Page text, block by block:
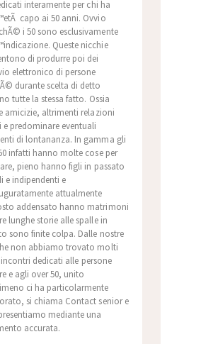
interamente per chi ha
capo ai 50 anni. Ovvio
i 50 sono esclusivamente
Queste nicchie
di produrre poi dei
elettronico di persone
durante scelta di detto
tutte la stessa fatto. Ossia
amicizie, altrimenti relazioni
e predominare eventuali
di lontananza. In gamma gli
infatti hanno molte cose per
pieno hanno figli in passato
e indipendenti e
attualmente
addensato hanno matrimoni
lunghe storie alle spalle in
sono finite colpa. Dalle nostre
non abbiamo trovato molti
dedicati alle persone
e agli over 50, unito
ci ha particolarmente
si chiama Contact senior e
mediante una
accurata.